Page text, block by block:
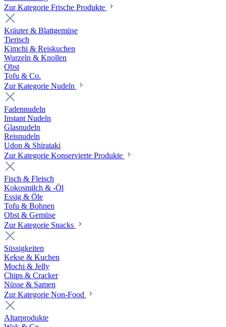
Zur Kategorie Frische Produkte
Kräuter & Blattgemüse
Tierisch
Kimchi & Reiskuchen
Wurzeln & Knollen
Obst
Tofu & Co.
Zur Kategorie Nudeln
Fadennudeln
Instant Nudeln
Glasnudeln
Reisnudeln
Udon & Shirataki
Zur Kategorie Konservierte Produkte
Fisch & Fleisch
Kokosmilch & -Öl
Essig & Öle
Tofu & Bohnen
Obst & Gemüse
Zur Kategorie Snacks
Süssigkeiten
Kekse & Kuchen
Mochi & Jelly
Chips & Cracker
Nüsse & Samen
Zur Kategorie Non-Food
Altarprodukte